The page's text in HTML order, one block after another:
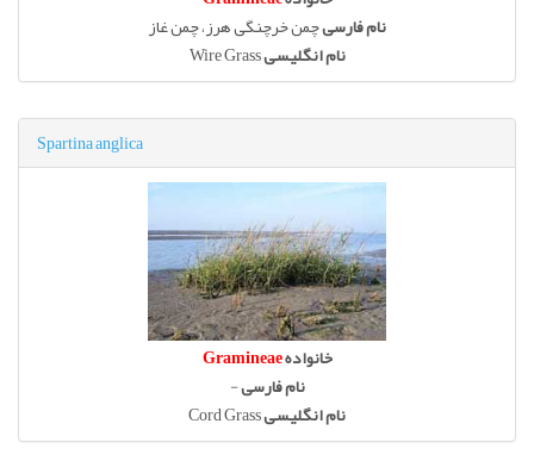
نام فارسیچمن خرچنگی هرز، چمن غاز
نام انگلیسیWire Grass
Spartina anglica
خانوادهGramineae
نام فارسی-
نام انگلیسیCord Grass